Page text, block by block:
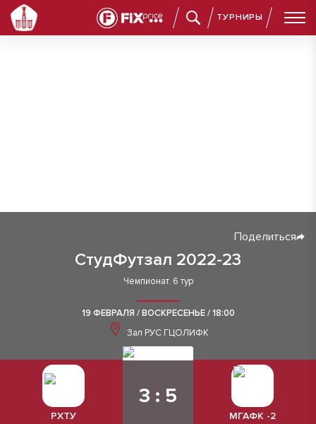
ТУРНИРЫ
СтудФутзал 2022-23
Поделиться
Чемпионат. 6 тур
19 ФЕВРАЛЯ / ВОСКРЕСЕНЬЕ / 18:00
Зал РУС ГЦОЛИФК
РХТУ
3 : 5
МГАФК -2